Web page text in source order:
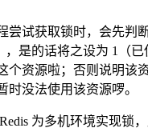
尝试获取锁时，会先判
，是的话将之设为 1（
个资源啦；否则说明该
时没法使用该资源啰。
为多机环境实现锁